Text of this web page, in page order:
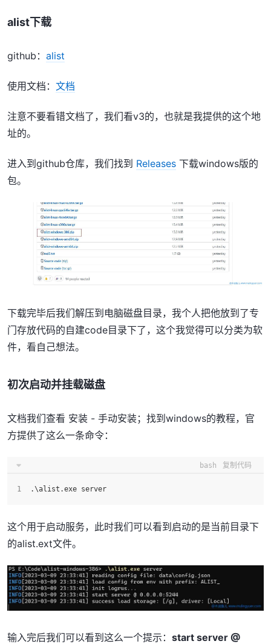
alist下载
github： alist
使用文档： 文档
注意不要看错文档了，我们看v3的，也就是我提供的这个地
址的。
进入到github仓库，我们找到 Releases 下载windows版的
包。
下载完毕后我们解压到电脑磁盘目录，我个人把他放到了专
门存放代码的自建code目录下了，这个我觉得可以分类为软
件，看自己想法。
初次启动并挂载磁盘
文档我们查看 安装 - 手动安装；找到windows的教程，官
方提供了这么一条命令：
bash 复制代码
.\alist.exe server
这个用于启动服务，此时我们可以看到启动的是当前目录下
的alist.ext文件。
输入完后我们可以看到这么一个提示： start server @